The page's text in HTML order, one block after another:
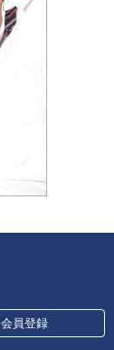
会員登録